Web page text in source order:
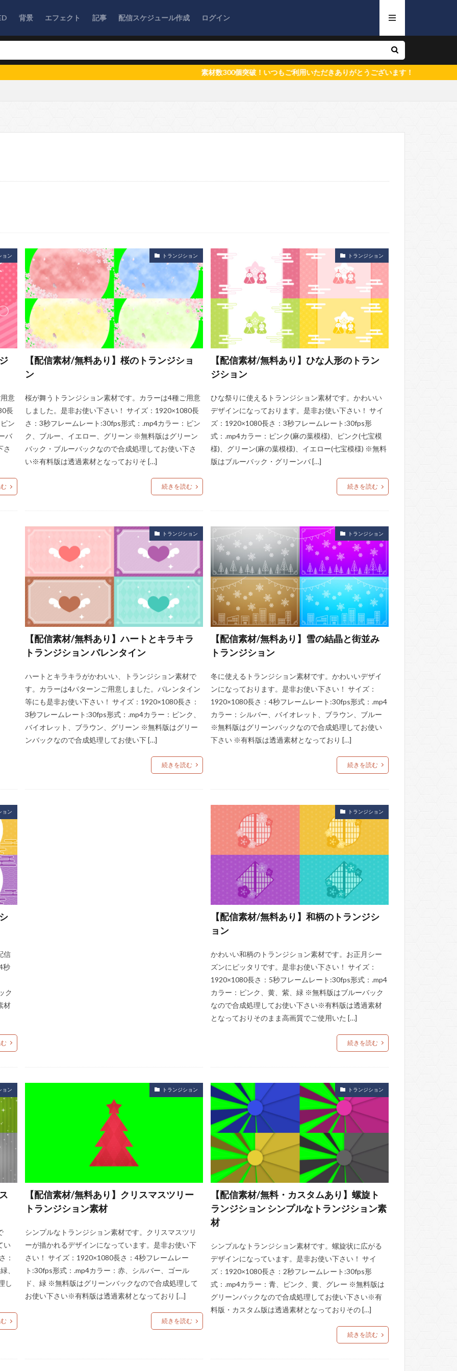
背景 エフェクト 記事 配信スケジュール作成 ログイン
素材数300個突破！いつもご利用いただきありがとうございます！
ョン
意
長
ン
バ
さ
トランジション
【配信素材/無料あり】桜のトランジショ
ン
桜が舞うトランジション素材です。カラーは4種ご用意
しました。是非お使い下さい！ サイズ：1920×1080長
さ：3秒フレームレート:30fps形式：.mp4カラー：ピン
ク、ブルー、イエロー、グリーン ※無料版はグリーン
バック・ブルーバックなので合成処理してお使い下さ
い※有料版は透過素材となっておりそ […]
続きを読む
トランジション
【配信素材/無料あり】ひな人形のトラン
ジション
ひな祭りに使えるトランジション素材です。かわいい
デザインになっております。是非お使い下さい！ サイ
ズ：1920×1080長さ：3秒フレームレート:30fps形
式：.mp4カラー：ピンク(麻の葉模様)、ピンク(七宝模
様)、グリーン(麻の葉模様)、イエロー(七宝模様) ※無料
版はブルーバック・グリーンバ […]
続きを読む
トランジション
【配信素材/無料あり】ハートとキラキラ
トランジション バレンタイン
ハートとキラキラがかわいい、トランジション素材で
す。カラーは4パターンご用意しました。バレンタイン
等にも是非お使い下さい！ サイズ：1920×1080長さ：
3秒フレームレート:30fps形式：.mp4カラー：ピンク、
バイオレット、ブラウン、グリーン ※無料版はグリー
ンバックなので合成処理してお使い下 […]
続きを読む
トランジション
【配信素材/無料あり】雪の結晶と街並み
トランジション
冬に使えるトランジション素材です。かわいいデザイ
ンになっております。是非お使い下さい！ サイズ：
1920×1080長さ：4秒フレームレート:30fps形式：.mp4
カラー：シルバー、バイオレット、ブラウン、ブルー
※無料版はグリーンバックなので合成処理してお使い
下さい ※有料版は透過素材となっており […]
続きを読む
ョン
信
秒
ク
材
トランジション
【配信素材/無料あり】和柄のトランジシ
ョン
かわいい和柄のトランジション素材です。お正月シー
ズンにピッタリです。是非お使い下さい！ サイズ：
1920×1080長さ：5秒フレームレート:30fps形式：.mp4
カラー：ピンク、黄、紫、緑 ※無料版はブルーバック
なので合成処理してお使い下さい※有料版は透過素材
となっておりそのまま高画質でご使用いた […]
続きを読む
ョン
い
：
、
し
トランジション
【配信素材/無料あり】クリスマスツリー
トランジション素材
シンプルなトランジション素材です。クリスマスツリ
ーが描かれるデザインになっています。是非お使い下
さい！ サイズ：1920×1080長さ：4秒フレームレー
ト:30fps形式：.mp4カラー：赤、シルバー、ゴール
ド、緑 ※無料版はグリーンバックなので合成処理して
お使い下さい※有料版は透過素材となっており […]
続きを読む
トランジション
【配信素材/無料・カスタムあり】螺旋ト
ランジション シンプルなトランジション素
材
シンプルなトランジション素材です。螺旋状に広がる
デザインになっています。是非お使い下さい！ サイ
ズ：1920×1080長さ：2秒フレームレート:30fps形
式：.mp4カラー：青、ピンク、黄、グレー ※無料版は
グリーンバックなので合成処理してお使い下さい※有
料版・カスタム版は透過素材となっておりその […]
続きを読む